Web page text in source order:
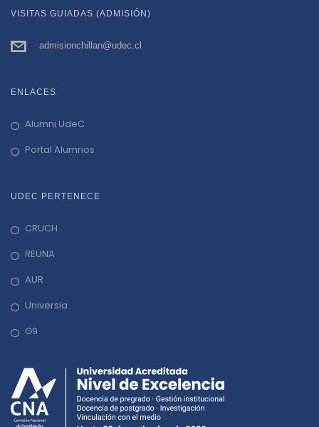
VISITAS GUIADAS (ADMISIÓN)
admisionchillan@udec.cl
ENLACES
Alumni UdeC
Portal Alumnos
UDEC PERTENECE
CRUCH
REUNA
AUR
Universia
G9